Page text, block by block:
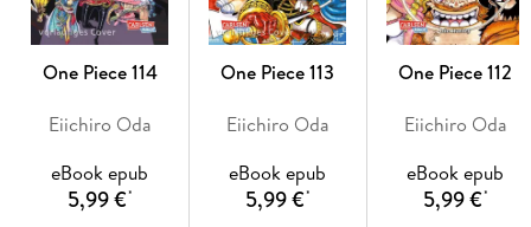
Menschen zurückzuholen? ! Alles hängt nun von Ruffys Faust
ab! ! Die Wa-no-Kuni-Episode auf dem absoluten Höhepunkt!
Für Fans von NARUTO, DRAGON BALL, MY HERO
ACADEMIA und FAIRY TAIL!
Weitere Infos:
- Anime-Serie bei Crunchyroll, Wakanim und Anime on
One Piece 114
Eiichiro Oda
eBook epub
5,99 €*
One Piece 113
Eiichiro Oda
eBook epub
5,99 €*
One Piece 112
Eiichiro Oda
eBook epub
5,99 €*